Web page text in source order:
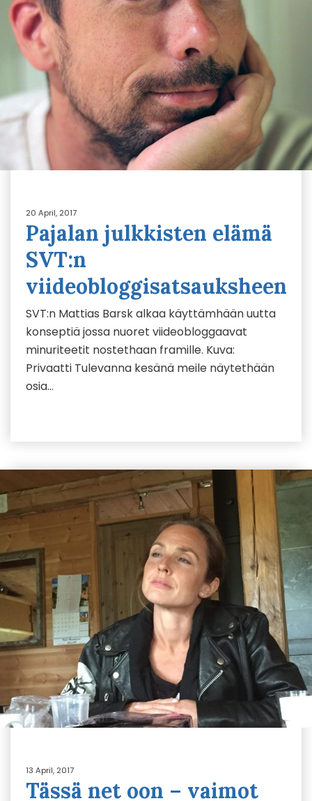
20 April, 2017
Pajalan julkkisten elämä
SVT:n
viideobloggisatsauksheen
SVT:n Mattias Barsk alkaa käyttämhään uutta
konseptiä jossa nuoret viideobloggaavat
minuriteetit nostethaan framille. Kuva:
Privaatti Tulevanna kesänä meile näytethään
osia…
13 April, 2017
Tässä net oon – vaimot